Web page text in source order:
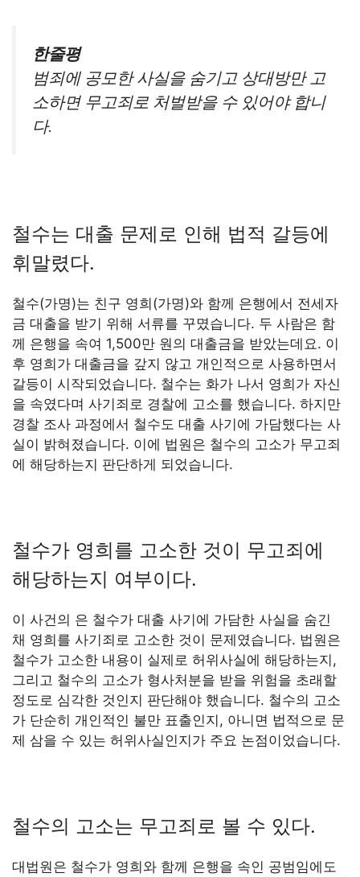
한줄평
범죄에 공모한 사실을 숨기고 상대방만 고
소하면 무고죄로 처벌받을 수 있어야 합니
다.
철수는 대출 문제로 인해 법적 갈등에
휘말렸다.
철수(가명)는 친구 영희(가명)와 함께 은행에서 전세자
금 대출을 받기 위해 서류를 꾸몄습니다. 두 사람은 함
께 은행을 속여 1,500만 원의 대출금을 받았는데요. 이
후 영희가 대출금을 갚지 않고 개인적으로 사용하면서
갈등이 시작되었습니다. 철수는 화가 나서 영희가 자신
을 속였다며 사기죄로 경찰에 고소를 했습니다. 하지만
경찰 조사 과정에서 철수도 대출 사기에 가담했다는 사
실이 밝혀졌습니다. 이에 법원은 철수의 고소가 무고죄
에 해당하는지 판단하게 되었습니다.
철수가 영희를 고소한 것이 무고죄에
해당하는지 여부이다.
이 사건의 은 철수가 대출 사기에 가담한 사실을 숨긴
채 영희를 사기죄로 고소한 것이 문제였습니다. 법원은
철수가 고소한 내용이 실제로 허위사실에 해당하는지,
그리고 철수의 고소가 형사처분을 받을 위험을 초래할
정도로 심각한 것인지 판단해야 했습니다. 철수의 고소
가 단순히 개인적인 불만 표출인지, 아니면 법적으로 문
제 삼을 수 있는 허위사실인지가 주요 논점이었습니다.
철수의 고소는 무고죄로 볼 수 있다.
대법원은 철수가 영희와 함께 은행을 속인 공범임에도